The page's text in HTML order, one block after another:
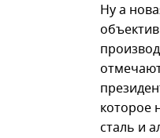
Ну а
которое
сталь и